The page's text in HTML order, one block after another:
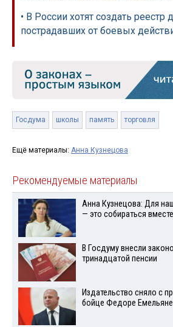
• В России хотят создать реестр
пострадавших от боевых
Госдума школы память торговля
Ещё материалы: Анна Кузнецова
Рекомендуемые материалы
Анна Кузнецова: Для
— это собираться вместе
В Госдуму внесли
тринадцатой пенсии
Издательство сняло с
бойце Федоре